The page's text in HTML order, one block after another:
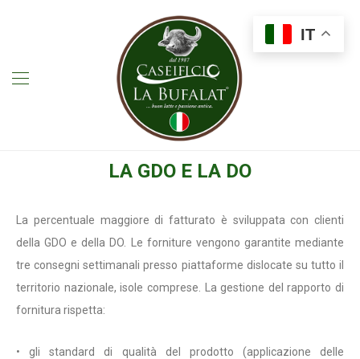
LA GDO E LA DO
La percentuale maggiore di fatturato è sviluppata con clienti
della GDO e della DO. Le forniture vengono garantite mediante
tre consegni settimanali presso piattaforme dislocate su tutto il
territorio nazionale, isole comprese. La gestione del rapporto di
fornitura rispetta:
• gli standard di qualità del prodotto (applicazione delle
IT